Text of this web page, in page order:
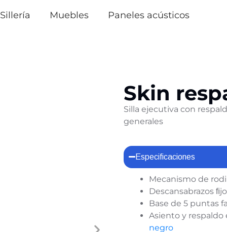
Sillería Muebles Paneles acústicos
Skin
Silla ejecutiva con
generales
Especificaciones
Mecanismo de
Descansabrazos
Base de 5 puntas
Asiento y respaldo
negro